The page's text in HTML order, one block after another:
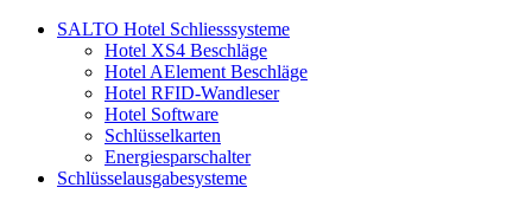
SALTO Hotel Schliesssysteme
Hotel XS4 Beschläge
Hotel AElement Beschläge
Hotel RFID-Wandleser
Hotel Software
Schlüsselkarten
Energiesparschalter
Schlüsselausgabesysteme